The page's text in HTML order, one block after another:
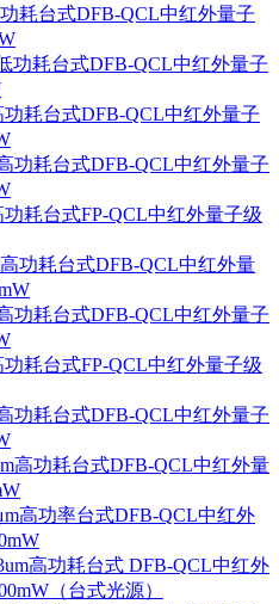
耗台式DFB-QCL中红外量子
功耗台式DFB-QCL中红外量子
功耗台式DFB-QCL中红外量子
功耗台式DFB-QCL中红外量子
功耗台式FP-QCL中红外量子级
功耗台式DFB-QCL中红外量
功耗台式DFB-QCL中红外量子
功耗台式FP-QCL中红外量子级
功耗台式DFB-QCL中红外量子
高功耗台式DFB-QCL中红外量
高功率台式DFB-QCL中红外
高功耗台式 DFB-QCL中红外
（台式光源）